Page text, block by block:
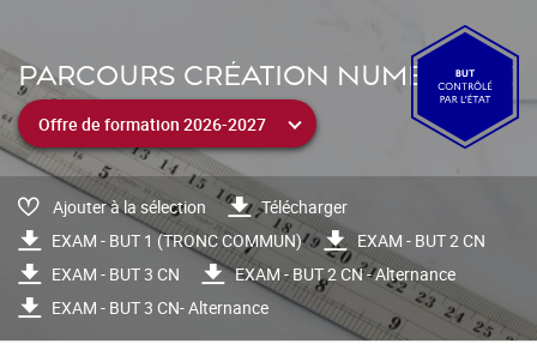
PARCOURS CRÉATION NUMÉRIQUE
Ajouter à la sélection
Télécharger
EXAM - BUT 1 (TRONC COMMUN)
EXAM - BUT 2 CN
EXAM - BUT 3 CN
EXAM - BUT 2 CN - Alternance
EXAM - BUT 3 CN- Alternance